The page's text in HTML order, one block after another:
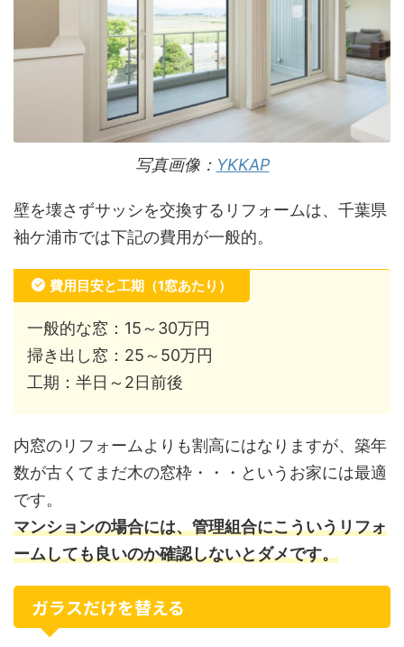
写真画像： YKKAP
壁を壊さずサッシを交換するリフォームは、千葉県
袖ケ浦市では下記の費用が一般的。
費用目安と工期（1窓あたり）
一般的な窓：15～30万円
掃き出し窓：25～50万円
工期：半日～2日前後
内窓のリフォームよりも割高にはなりますが、築年
数が古くてまだ木の窓枠・・・というお家には最適
です。
マンションの場合には、管理組合にこういうリフォ
ームしても良いのか確認しないとダメです。
ガラスだけを替える